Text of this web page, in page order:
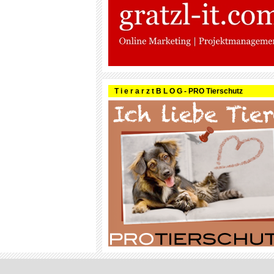
T i e r a r z t B L O G - PRO Tierschutz